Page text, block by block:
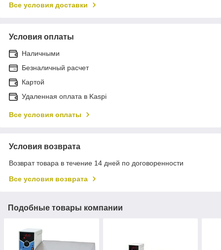
Все условия доставки
Условия оплаты
Наличными
Безналичный расчет
Картой
Удаленная оплата в Kaspi
Все условия оплаты
Условия возврата
Возврат товара в течение 14 дней по договоренности
Все условия возврата
Подобные товары компании